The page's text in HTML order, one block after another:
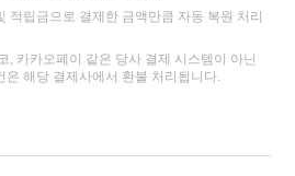
적립금으로 결제한 금액만큼 자동 복원 처리
, 카카오페이 같은 당사 결제 시스템이 아닌
은 해당 결제사에서 환불 처리됩니다.